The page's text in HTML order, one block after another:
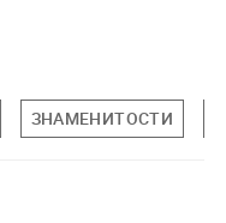
ЗНАМЕНИТОСТИ